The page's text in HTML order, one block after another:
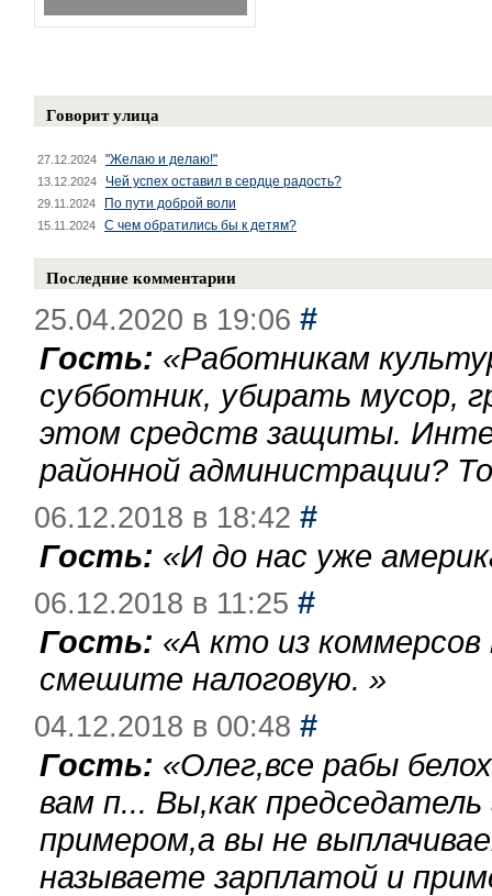
Говорит улица
27.12.2024 "Желаю и делаю!"
13.12.2024 Чей успех оставил в сердце радость?
29.11.2024 По пути доброй воли
15.11.2024 С чем обратились бы к детям?
Последние комментарии
25.04.2020 в 19:06 #
Гость: «Работникам
субботник, убирать мусор,
этом средств защиты.
районной администрации?
06.12.2018 в 18:42 #
Гость: «И до нас уже
06.12.2018 в 11:25 #
Гость: «А кто из
смешите налоговую. »
04.12.2018 в 00:48 #
Гость: «Олег,все рабы
вам п... Вы,как
примером,а вы не
называете зарплатой и